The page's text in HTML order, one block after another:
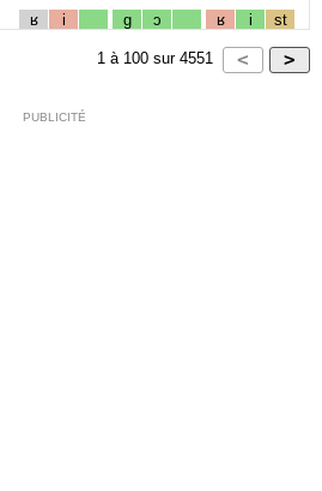
ʁ i g ɔ ʁ i st
1 à 100 sur 4551
PUBLICITÉ